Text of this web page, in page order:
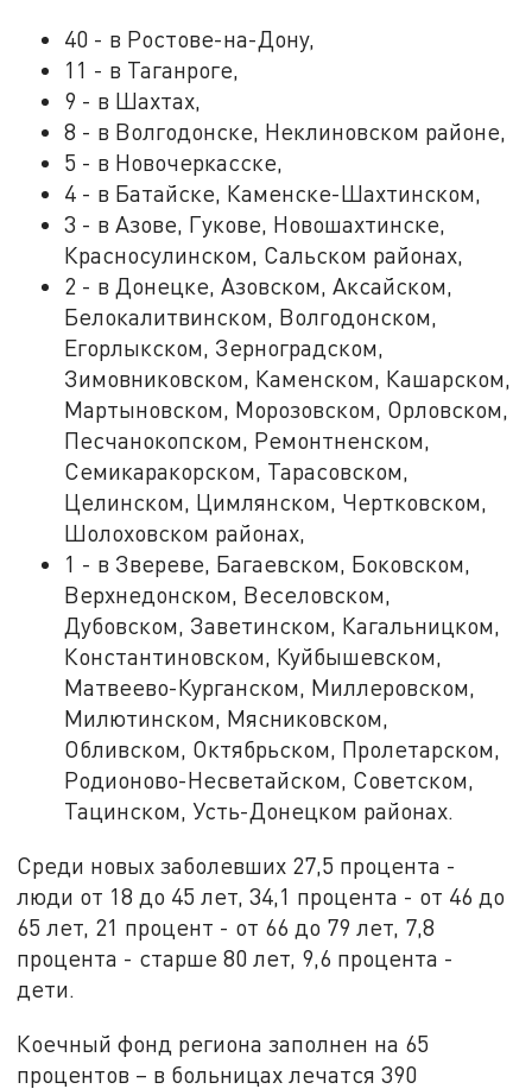
40 - в Ростове-на-Дону,
11 - в Таганроге,
9 - в Шахтах,
8 - в Волгодонске, Неклиновском районе,
5 - в Новочеркасске,
4 - в Батайске, Каменске-Шахтинском,
3 - в Азове, Гукове, Новошахтинске,
Красносулинском, Сальском районах,
2 - в Донецке, Азовском, Аксайском,
Белокалитвинском, Волгодонском,
Егорлыкском, Зерноградском,
Зимовниковском, Каменском, Кашарском,
Мартыновском, Морозовском, Орловском,
Песчанокопском, Ремонтненском,
Семикаракорском, Тарасовском,
Целинском, Цимлянском, Чертковском,
Шолоховском районах,
1 - в Звереве, Багаевском, Боковском,
Верхнедонском, Веселовском,
Дубовском, Заветинском, Кагальницком,
Константиновском, Куйбышевском,
Матвеево-Курганском, Миллеровском,
Милютинском, Мясниковском,
Обливском, Октябрьском, Пролетарском,
Родионово-Несветайском, Советском,
Тацинском, Усть-Донецком районах.
Среди новых заболевших 27,5 процента -
люди от 18 до 45 лет, 34,1 процента - от 46 до
65 лет, 21 процент - от 66 до 79 лет, 7,8
процента - старше 80 лет, 9,6 процента -
дети.
Коечный фонд региона заполнен на 65
процентов – в больницах лечатся 390